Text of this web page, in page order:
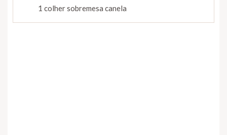
1 colher sobremesa canela